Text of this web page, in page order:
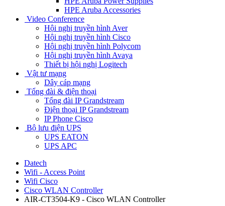
HPE Aruba Accessories
Video Conference
Hội nghị truyền hình Aver
Hội nghị truyền hình Cisco
Hội nghị truyền hình Polycom
Hội nghị truyền hình Avaya
Thiết bị hội nghị Logitech
Vật tư mạng
Dây cáp mạng
Tổng đài & điện thoại
Tổng đài IP Grandstream
Điện thoại IP Grandstream
IP Phone Cisco
Bộ lưu điện UPS
UPS EATON
UPS APC
Datech
Wifi - Access Point
Wifi Cisco
Cisco WLAN Controller
AIR-CT3504-K9 - Cisco WLAN Controller